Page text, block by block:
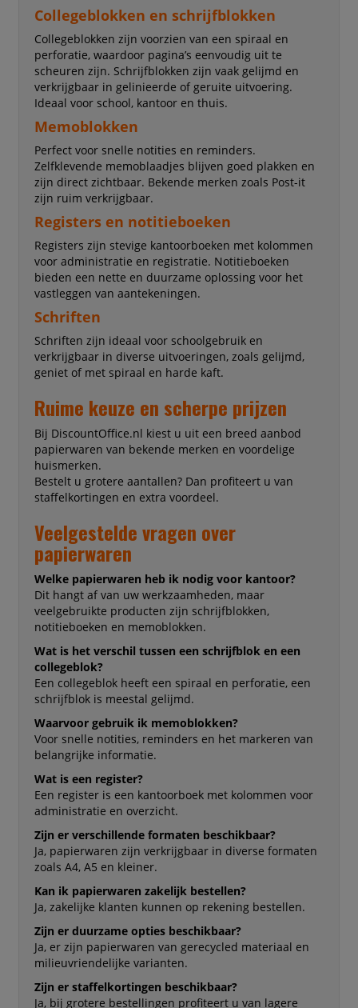
Collegeblokken en schrijfblokken
Collegeblokken zijn voorzien van een spiraal en
perforatie, waardoor pagina’s eenvoudig uit te
scheuren zijn. Schrijfblokken zijn vaak gelijmd en
verkrijgbaar in gelinieerde of geruite uitvoering.
Ideaal voor school, kantoor en thuis.
Memoblokken
Perfect voor snelle notities en reminders.
Zelfklevende memoblaadjes blijven goed plakken en
zijn direct zichtbaar. Bekende merken zoals Post-it
zijn ruim verkrijgbaar.
Registers en notitieboeken
Registers zijn stevige kantoorboeken met kolommen
voor administratie en registratie. Notitieboeken
bieden een nette en duurzame oplossing voor het
vastleggen van aantekeningen.
Schriften
Schriften zijn ideaal voor schoolgebruik en
verkrijgbaar in diverse uitvoeringen, zoals gelijmd,
geniet of met spiraal en harde kaft.
Ruime keuze en scherpe prijzen
Bij DiscountOffice.nl kiest u uit een breed aanbod
papierwaren van bekende merken en voordelige
huismerken.
Bestelt u grotere aantallen? Dan profiteert u van
staffelkortingen en extra voordeel.
Veelgestelde vragen over
papierwaren
Welke papierwaren heb ik nodig voor kantoor?
Dit hangt af van uw werkzaamheden, maar
veelgebruikte producten zijn schrijfblokken,
notitieboeken en memoblokken.
Wat is het verschil tussen een schrijfblok en een
collegeblok?
Een collegeblok heeft een spiraal en perforatie, een
schrijfblok is meestal gelijmd.
Waarvoor gebruik ik memoblokken?
Voor snelle notities, reminders en het markeren van
belangrijke informatie.
Wat is een register?
Een register is een kantoorboek met kolommen voor
administratie en overzicht.
Zijn er verschillende formaten beschikbaar?
Ja, papierwaren zijn verkrijgbaar in diverse formaten
zoals A4, A5 en kleiner.
Kan ik papierwaren zakelijk bestellen?
Ja, zakelijke klanten kunnen op rekening bestellen.
Zijn er duurzame opties beschikbaar?
Ja, er zijn papierwaren van gerecycled materiaal en
milieuvriendelijke varianten.
Zijn er staffelkortingen beschikbaar?
Ja, bij grotere bestellingen profiteert u van lagere